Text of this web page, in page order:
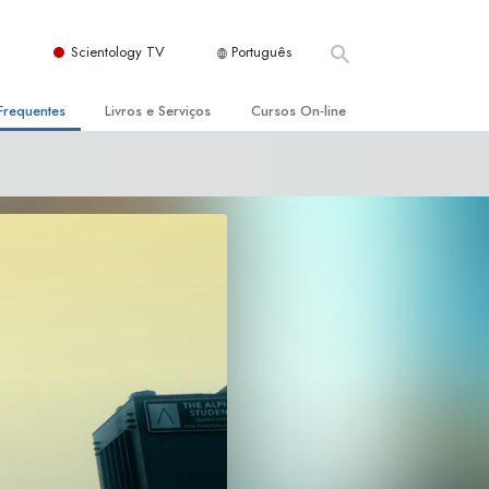
Scientology TV Português
Igreja
Livros e Serviços Cursos On‑line
As Dinâmicas da Existência
Integridade e Honestidade
Casamento
A Escala de Tom Emocional